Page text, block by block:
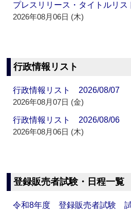
プレスリリース・タイトルリ
2026年08月06日 (木)
行政情報リスト
行政情報リスト 2026/08/07
2026年08月07日 (金)
行政情報リスト 2026/08/06
2026年08月06日 (木)
登録販売者試験・日程一覧
令和8年度 登録販売者試験